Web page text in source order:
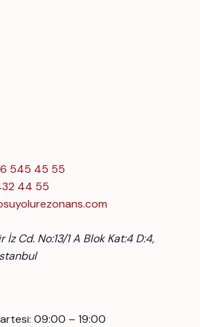
545 45 55
44 55
Cd. No:13/1 A Blok Kat:4 D:4,
09:00 – 19:00